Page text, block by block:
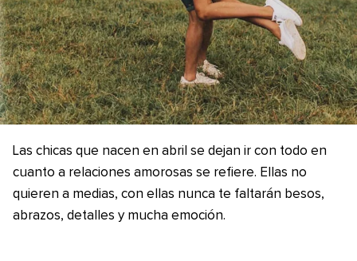
Las chicas que nacen en abril se dejan ir con todo en
cuanto a relaciones amorosas se refiere. Ellas no
quieren a medias, con ellas nunca te faltarán besos,
abrazos, detalles y mucha emoción.